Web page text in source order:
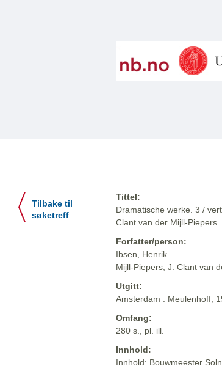
Tilbake til
søketreff
Tittel:
Dramatische werke. 3 /
Clant van der Mijll-Piepers
Forfatter/person:
Ibsen, Henrik
Mijll-Piepers, J. Clant van
Utgitt:
Amsterdam : Meulenhoff,
Omfang:
280 s., pl. ill.
Innhold:
Innhold: Bouwmeester